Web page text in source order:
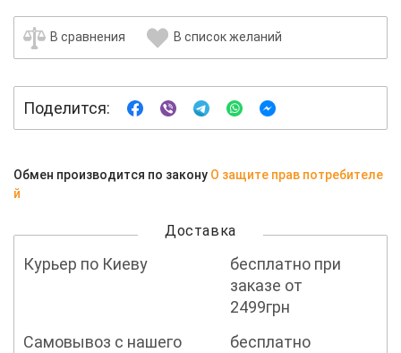
В сравнения В список желаний
Поделится:
Обмен производится по закону О защите прав потребителе
й
Доставка
Курьер по Киеву
бесплатно при
заказе от
2499грн
Самовывоз с нашего
бесплатно